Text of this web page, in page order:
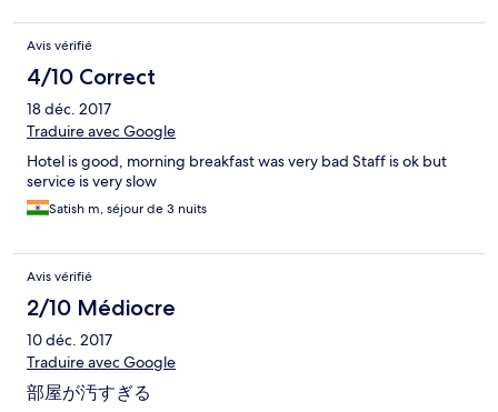
Avis vérifié
4/10 Correct
18 déc. 2017
Traduire avec Google
Hotel is good, morning breakfast was very bad Staff is ok but
service is very slow
Satish m, séjour de 3 nuits
Avis vérifié
2/10 Médiocre
10 déc. 2017
Traduire avec Google
部屋が汚すぎる